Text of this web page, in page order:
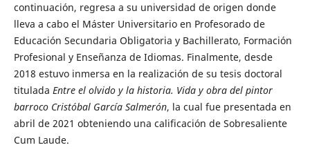
continuación, regresa a su universidad de origen donde
lleva a cabo el Máster Universitario en Profesorado de
Educación Secundaria Obligatoria y Bachillerato, Formación
Profesional y Enseñanza de Idiomas. Finalmente, desde
2018 estuvo inmersa en la realización de su tesis doctoral
titulada Entre el olvido y la historia. Vida y obra del pintor
barroco Cristóbal García Salmerón, la cual fue presentada en
abril de 2021 obteniendo una calificación de Sobresaliente
Cum Laude.